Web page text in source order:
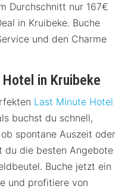
Durchschnitt nur 167€
in Kruibeke. Buche
und den Charme
in Kruibeke
Last Minute Hotel
buchst du schnell,
spontane Auszeit oder
du die besten Angebote
Buche jetzt ein
und profitiere von